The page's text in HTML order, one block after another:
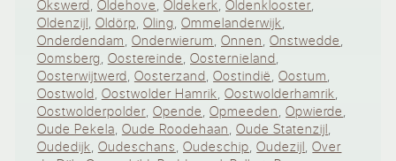
Okswerd, Oldehove, Oldekerk,Oldenklooster,
Oldenzijl, Oldörp, Oling,Ommelanderwijk,
Onderdendam, Onderwierum,Onnen,Onstwedde,
Oomsberg, Oostereinde, Oosternieland,
Oosterwijtwerd, Oosterzand,Oostindië,Oostum,
Oostwold, Oostwolder Hamrik,Oostwolderhamrik,
Oostwolderpolder, Opende,Opmeeden,Opwierde,
Oude Pekela, Oude Roodehaan,Oude Statenzijl,
Oudedijk, Oudeschans, Oudeschip,Oudezijl,Over